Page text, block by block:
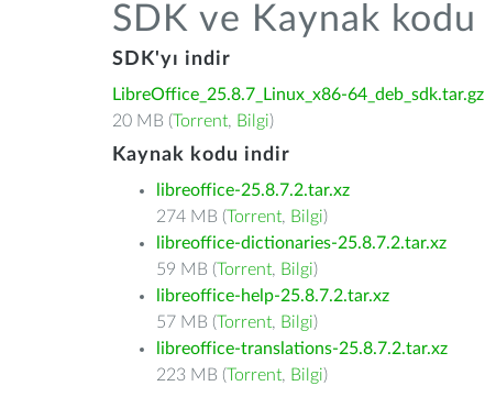
SDK ve Kaynak kodu
SDK'yı indir
LibreOffice_25.8.7_Linux_x86-64_deb_sdk.tar.gz
20 MB (Torrent, Bilgi)
Kaynak kodu indir
libreoffice-25.8.7.2.tar.xz
274 MB (Torrent, Bilgi)
libreoffice-dictionaries-25.8.7.2.tar.xz
59 MB (Torrent, Bilgi)
libreoffice-help-25.8.7.2.tar.xz
57 MB (Torrent, Bilgi)
libreoffice-translations-25.8.7.2.tar.xz
223 MB (Torrent, Bilgi)